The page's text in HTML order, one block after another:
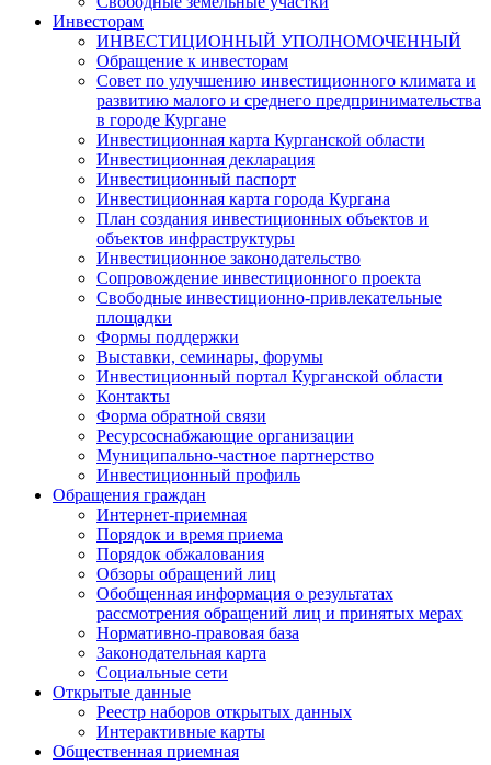
Инвесторам
ИНВЕСТИЦИОННЫЙ УПОЛНОМОЧЕННЫЙ
Обращение к инвесторам
Совет по улучшению инвестиционного климата и
развитию малого и среднего предпринимательства
в городе Кургане
Инвестиционная карта Курганской области
Инвестиционная декларация
Инвестиционный паспорт
Инвестиционная карта города Кургана
План создания инвестиционных объектов и
объектов инфраструктуры
Инвестиционное законодательство
Сопровождение инвестиционного проекта
Свободные инвестиционно-привлекательные
площадки
Формы поддержки
Выставки, семинары, форумы
Инвестиционный портал Курганской области
Контакты
Форма обратной связи
Ресурсоснабжающие организации
Муниципально-частное партнерство
Инвестиционный профиль
Обращения граждан
Интернет-приемная
Порядок и время приема
Порядок обжалования
Обзоры обращений лиц
Обобщенная информация о результатах
рассмотрения обращений лиц и принятых мерах
Нормативно-правовая база
Законодательная карта
Социальные сети
Открытые данные
Реестр наборов открытых данных
Интерактивные карты
Общественная приемная